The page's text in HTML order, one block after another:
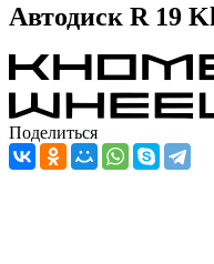
Автодиск R 19
Поделиться